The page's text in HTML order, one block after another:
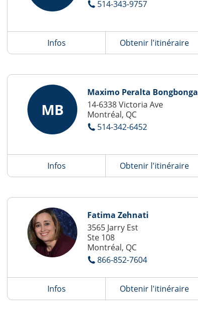
514-343-9757
Infos Obtenir l'itinéraire
MB
Maximo Peralta Bongbonga
14-6338 Victoria Ave
Montréal, QC
514-342-6452
Infos Obtenir l'itinéraire
Fatima Zehnati
3565 Jarry Est
Ste 108
Montréal, QC
866-852-7604
Infos Obtenir l'itinéraire